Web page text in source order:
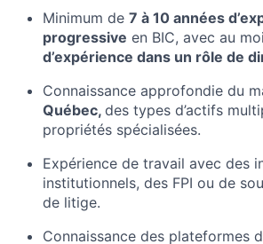
Minimum de 7 à 10 années
progressive en BIC, avec au
d’expérience dans un rôle de
Connaissance approfondie du
Québec, des types d’actifs
propriétés spécialisées.
Expérience de travail avec des
institutionnels, des FPI ou de
de litige.
Connaissance des plateformes